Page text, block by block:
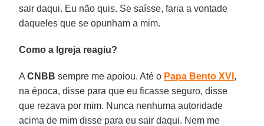
sair daqui. Eu não quis. Se saísse, faria a vontade
daqueles que se opunham a mim.
Como a Igreja reagiu?
ACNBB sempre me apoiou. Até o Papa Bento XVI ,
na época, disse para que eu ficasse seguro, disse
que rezava por mim. Nunca nenhuma autoridade
acima de mim disse para eu sair daqui. Nem me